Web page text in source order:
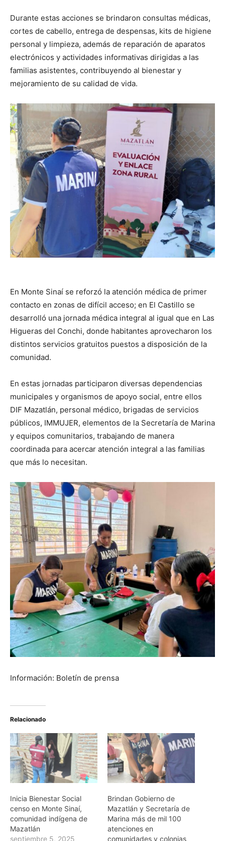
Durante estas acciones se brindaron consultas médicas,
cortes de cabello, entrega de despensas, kits de higiene
personal y limpieza, además de reparación de aparatos
electrónicos y actividades informativas dirigidas a las
familias asistentes, contribuyendo al bienestar y
mejoramiento de su calidad de vida.
En Monte Sinaí se reforzó la atención médica de primer
contacto en zonas de difícil acceso; en El Castillo se
desarrolló una jornada médica integral al igual que en Las
Higueras del Conchi, donde habitantes aprovecharon los
distintos servicios gratuitos puestos a disposición de la
comunidad.
En estas jornadas participaron diversas dependencias
municipales y organismos de apoyo social, entre ellos
DIF Mazatlán, personal médico, brigadas de servicios
públicos, IMMUJER, elementos de la Secretaría de Marina
y equipos comunitarios, trabajando de manera
coordinada para acercar atención integral a las familias
que más lo necesitan.
Información: Boletín de prensa
Relacionado
Inicia Bienestar Social
censo en Monte Sinaí,
comunidad indígena de
Mazatlán
septiembre 5, 2025
Brindan Gobierno de
Mazatlán y Secretaría de
Marina más de mil 100
atenciones en
comunidades y colonias